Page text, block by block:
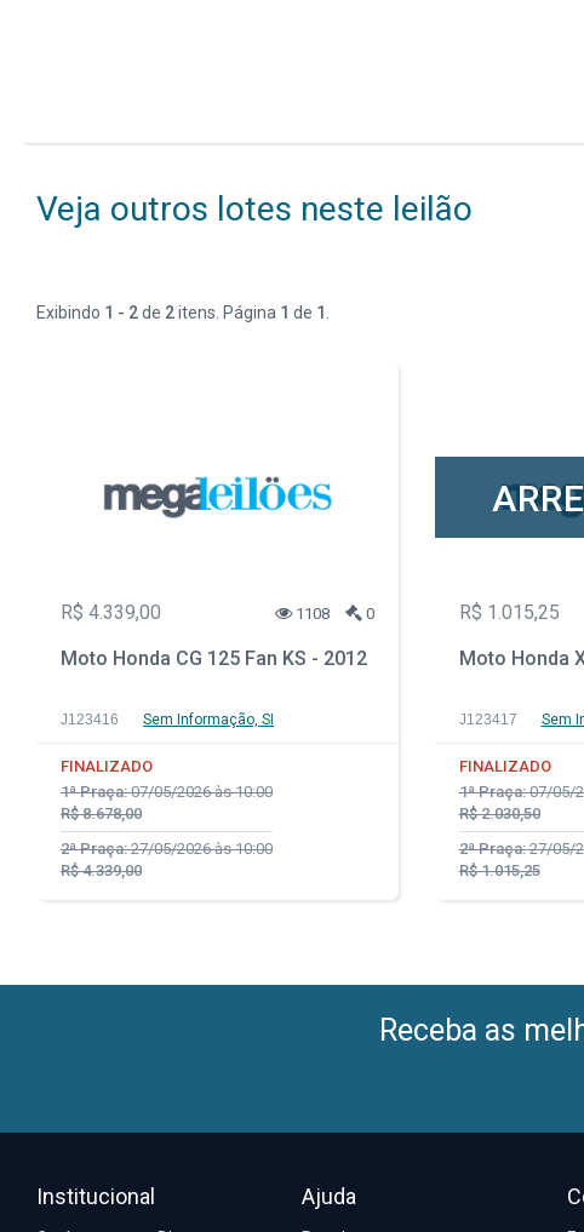
Veja outros lotes neste leilão
Exibindo 1 - 2de 2itens. Página 1 de 1
R$ 4.339,00 1108 0
Moto Honda CG 125 Fan KS - 2012
J123416 Sem Informação, SI
FINALIZADO
1ª Praça:07/05/2026 às 10:00
R$ 8.678,00
2ª Praça:27/05/2026 às 10:00
R$ 4.339,00
R$ 1.015,25
Moto Honda
J123417 Sem
FINALIZADO
1ª Praça:07/05/
R$ 2.030,50
2ª Praça:27/05/
R$ 1.015,25
Receba as
Institucional Ajuda